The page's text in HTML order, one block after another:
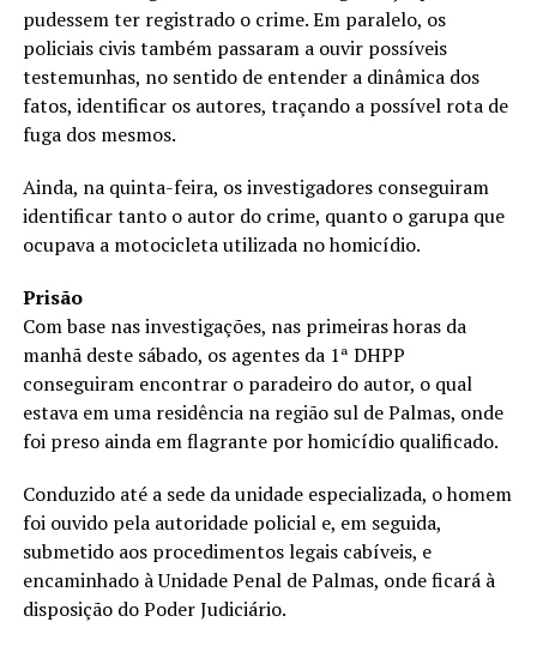
pudessem ter registrado o crime. Em paralelo, os
policiais civis também passaram a ouvir possíveis
testemunhas, no sentido de entender a dinâmica dos
fatos, identificar os autores, traçando a possível rota de
fuga dos mesmos.
Ainda, na quinta-feira, os investigadores conseguiram
identificar tanto o autor do crime, quanto o garupa que
ocupava a motocicleta utilizada no homicídio.
Prisão
Com base nas investigações, nas primeiras horas da
manhã deste sábado, os agentes da 1ª DHPP
conseguiram encontrar o paradeiro do autor, o qual
estava em uma residência na região sul de Palmas, onde
foi preso ainda em flagrante por homicídio qualificado.
Conduzido até a sede da unidade especializada, o homem
foi ouvido pela autoridade policial e, em seguida,
submetido aos procedimentos legais cabíveis, e
encaminhado à Unidade Penal de Palmas, onde ficará à
disposição do Poder Judiciário.